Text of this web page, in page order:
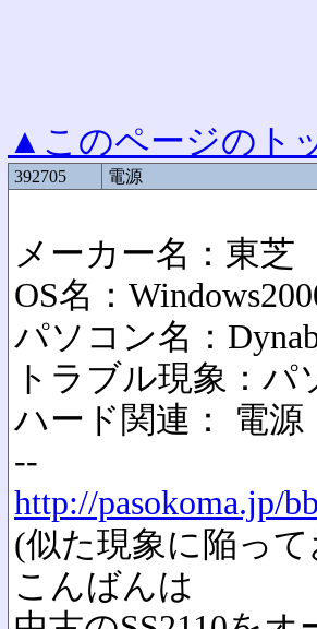
▲このページのト
392705 電源
メーカー名：東芝
OS名：
パソコン名：
トラブル現象：
ハード関連： 電源
--
http://pasokoma.jp/
(似た現象に陥っ
こんばんは